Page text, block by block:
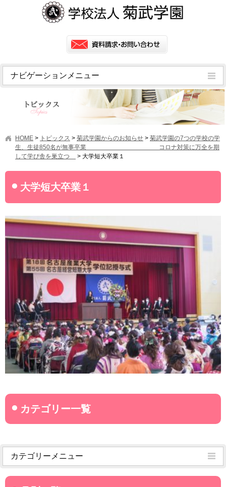
ナビゲーションメニュー
アクセス
学園ニュース
オープンキャンパス・行事
HOME > トピックス > 菊武学園からのお知らせ > 菊武学園の7つの学校の学
生、生徒850名が無事卒業 コロナ対策に万全を期
して学び舎を巣立つ
> 大学短大卒業１
大学短大卒業１
カテゴリーメニュー
菊武学園からのお知らせ